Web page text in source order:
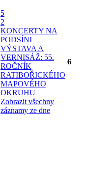
5
2
KONCERTY NA
PODSÍNI
VÝSTAVA A
VERNISÁŽ: 55.
ROČNÍK
RATIBOŘICKÉHO
MAPOVÉHO
OKRUHU
Zobrazit všechny
záznamy ze dne
6